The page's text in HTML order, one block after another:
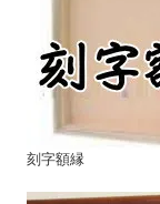
刻字額縁